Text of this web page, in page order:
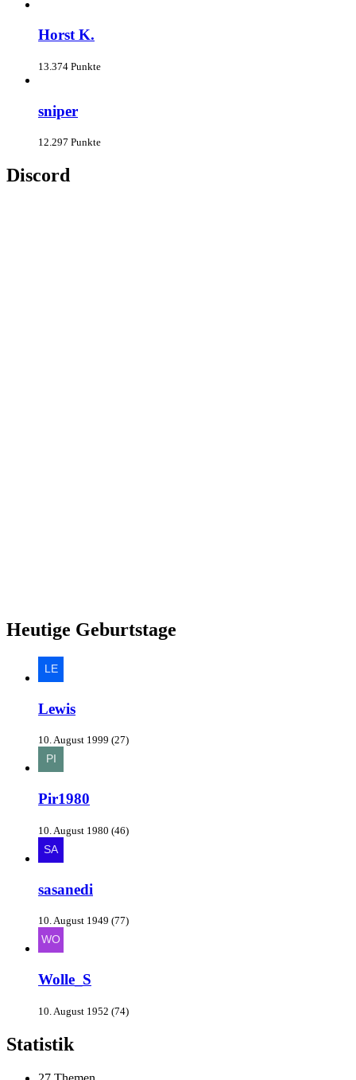
Horst K.
13.374 Punkte
sniper
12.297 Punkte
Discord
Heutige Geburtstage
Lewis
10. August 1999 (27)
Pir1980
10. August 1980 (46)
sasanedi
10. August 1949 (77)
Wolle_S
10. August 1952 (74)
Statistik